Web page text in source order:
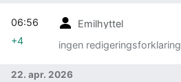
Emilhyttel
ingen redigeringsforklaring
06:56
+4
22. apr. 2026